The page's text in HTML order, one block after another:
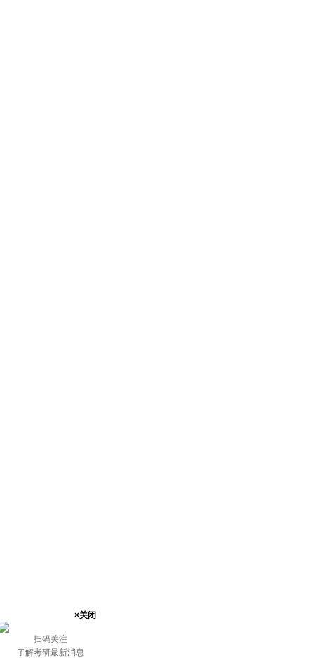
×关闭
扫码关注
了解考研最新消息